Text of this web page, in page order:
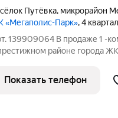
Путёвка, микрорайон
«Мегаполис-Парк», 4
В продаже 1 -комнатная квартира (евро - двушка)
районе города
46,5 кв. м., не угловая
Показать телефон